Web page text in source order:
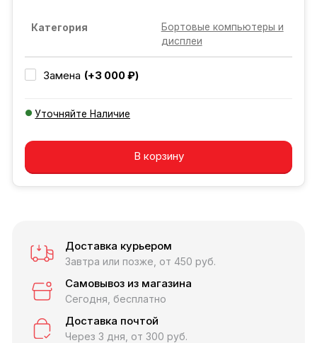
Категория
Бортовые компьютеры и
дисплеи
Замена (+3 000 ₽)
Уточняйте Наличие
Добавляется...
В корзину
Доставка курьером
Завтра или позже, от 450 руб.
Самовывоз из магазина
Сегодня, бесплатно
Доставка почтой
Через 3 дня, от 300 руб.